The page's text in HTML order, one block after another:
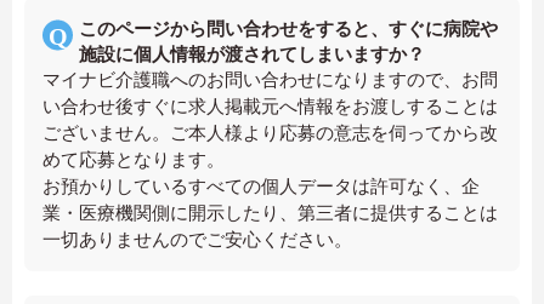
このページから問い合わせをすると、すぐに病院や
施設に個人情報が渡されてしまいますか？
マイナビ介護職へのお問い合わせになりますので、お問
い合わせ後すぐに求人掲載元へ情報をお渡しすることは
ございません。ご本人様より応募の意志を伺ってから改
めて応募となります。
お預かりしているすべての個人データは許可なく、企
業・医療機関側に開示したり、第三者に提供することは
一切ありませんのでご安心ください。